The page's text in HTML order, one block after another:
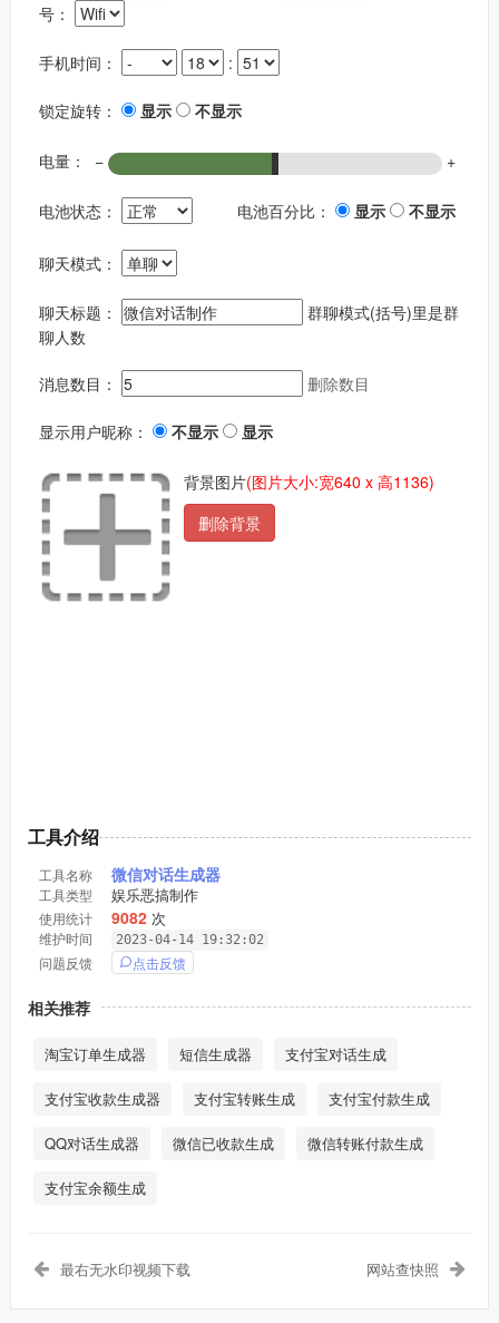
号：
手机时间： :
锁定旋转： 显示 不显示
电量： − +
电池状态： 电池百分比： 显示 不显示
聊天模式：
聊天标题：
群聊模式(括号)里是群
聊人数
消息数目： 删除数目
显示用户昵称： 不显示 显示
背景图片(图片大小:宽640 x 高1136)
删除背景
工具介绍
工具名称 微信对话生成器
工具类型 娱乐恶搞制作
使用统计 9082次
维护时间 2023-04-14 19:32:02
问题反馈 点击反馈
相关推荐
淘宝订单生成器 短信生成器 支付宝对话生成
支付宝收款生成器 支付宝转账生成 支付宝付款生成
QQ对话生成器 微信已收款生成 微信转账付款生成
支付宝余额生成
最右无水印视频下载 网站查快照